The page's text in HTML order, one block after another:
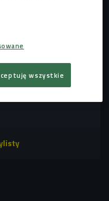
na świecie
wszystkie